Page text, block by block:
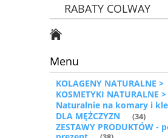
RABATY COLWAY
Menu
KOLAGENY NATURALNE >
KOSMETYKI NATURALNE >
Naturalnie na komary i
DLA MĘŻCZYZN (34)
ZESTAWY PRODUKTÓW -